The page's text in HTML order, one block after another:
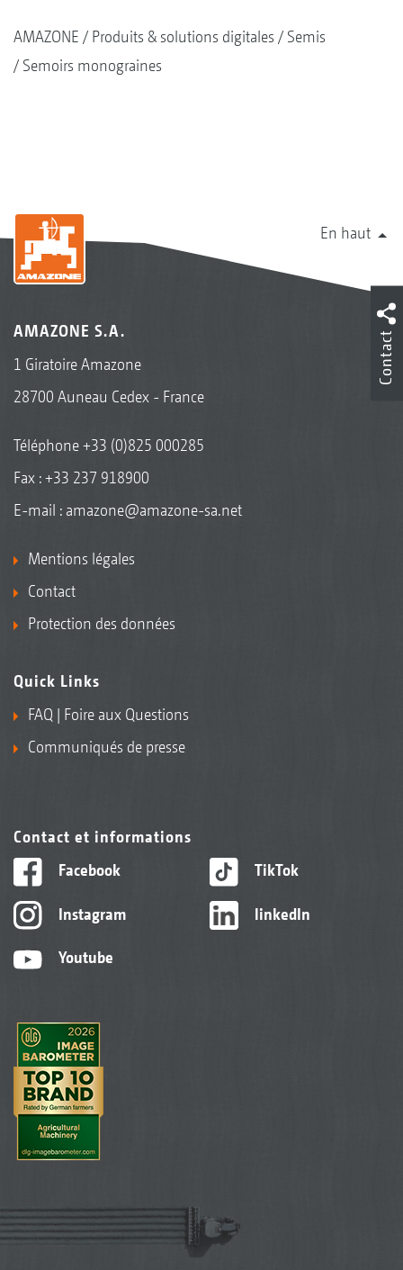
AMAZONE Produits & solutions digitales
Semis
Semoirs monograines
En haut
AMAZONE S.A.
1 Giratoire Amazone
28700 Auneau Cedex - France
Téléphone+33 (0)825 000285
Fax : +33 237 918900
E-mail : amazone@amazone-sa.net
Mentions légales
Contact
Protection des données
Quick Links
FAQ | Foire aux Questions
Communiqués de presse
Contact et informations
Facebook
Instagram
Youtube
TikTok
linkedIn
Contact